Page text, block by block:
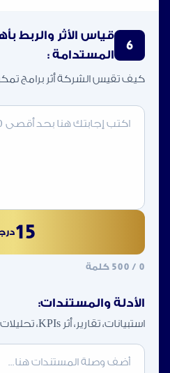
6
قياس الأثر والربط
المستدامة :
كيف تقيس الشركة أثر برامج
15
0 / 500 كلمة
الأدلة والمستندات:
استبيانات، تقارير، أثر KPIs، تحليلات وإحصاءات